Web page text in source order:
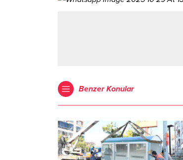
Benzer Konular